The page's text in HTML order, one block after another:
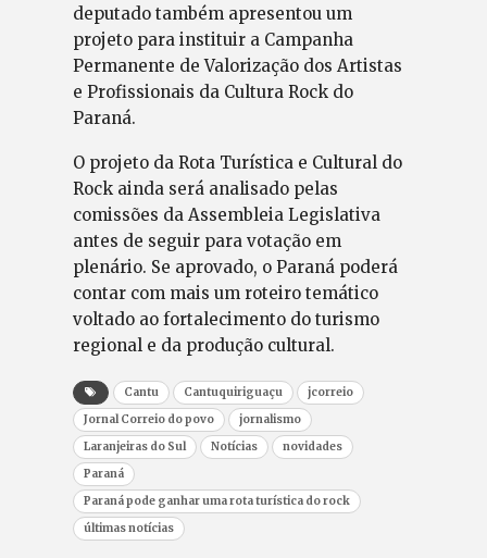
deputado também apresentou um
projeto para instituir a Campanha
Permanente de Valorização dos Artistas
e Profissionais da Cultura Rock do
Paraná.
O projeto da Rota Turística e Cultural do
Rock ainda será analisado pelas
comissões da Assembleia Legislativa
antes de seguir para votação em
plenário. Se aprovado, o Paraná poderá
contar com mais um roteiro temático
voltado ao fortalecimento do turismo
regional e da produção cultural.
Cantu Cantuquiriguaçu
jcorreio
Jornal Correio do povo
jornalismo
Laranjeiras do Sul
Notícias
novidades
Paraná
Paraná pode ganhar uma rota turística do rock
últimas notícias